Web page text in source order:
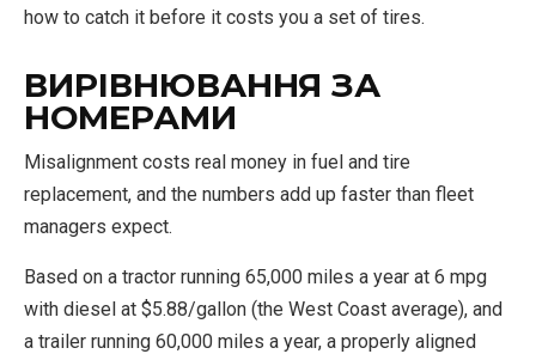
how to catch it before it costs you a set of tires.
ВИРІВНЮВАННЯ ЗА
НОМЕРАМИ
Misalignment costs real money in fuel and tire
replacement, and the numbers add up faster than fleet
managers expect.
Based on a tractor running 65,000 miles a year at 6 mpg
with diesel at $5.88/gallon (the West Coast average), and
a trailer running 60,000 miles a year, a properly aligned